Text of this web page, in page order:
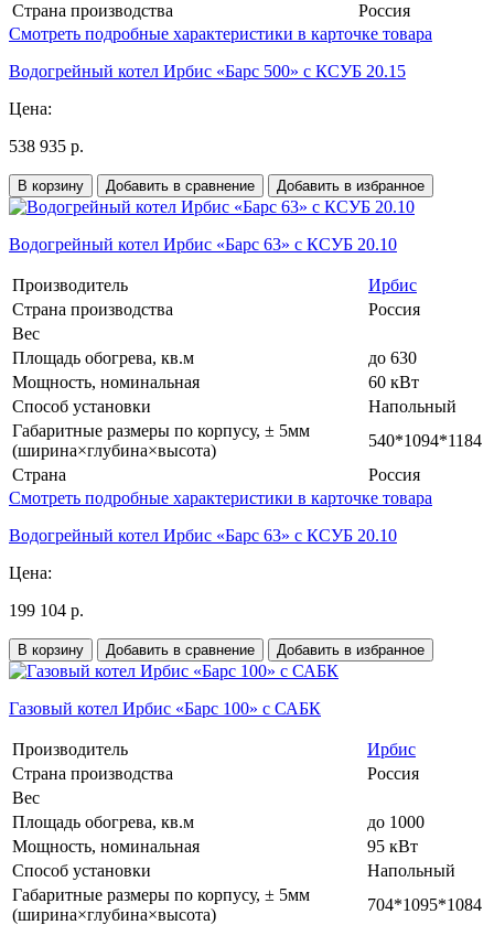
Страна производства
Россия
Смотреть подробные характеристики в карточке товара
Водогрейный котел Ирбис «Барс 500» с КСУБ 20.15
Цена:
538 935 р.
В корзину Добавить в сравнение Добавить в избранное
Водогрейный котел Ирбис «Барс 63» с КСУБ 20.10
Производитель
Ирбис
Страна производства
Россия
Вес
Площадь обогрева, кв.м
до 630
Мощность, номинальная
60 кВт
Способ установки
Напольный
Габаритные размеры по корпусу, ± 5мм
(ширина×глубина×высота)
540*1094*1184
Страна
Россия
Смотреть подробные характеристики в карточке товара
Водогрейный котел Ирбис «Барс 63» с КСУБ 20.10
Цена:
199 104 р.
В корзину Добавить в сравнение Добавить в избранное
Газовый котел Ирбис «Барс 100» с САБК
Производитель
Ирбис
Страна производства
Россия
Вес
Площадь обогрева, кв.м
до 1000
Мощность, номинальная
95 кВт
Способ установки
Напольный
Габаритные размеры по корпусу, ± 5мм
(ширина×глубина×высота)
704*1095*1084